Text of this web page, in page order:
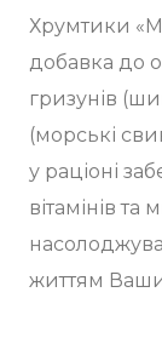
Хрумтики
добавка до
гризунів
(морські
у раціоні
вітамінів та
життям